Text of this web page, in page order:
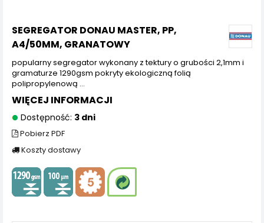
SEGREGATOR DONAU MASTER, PP,
A4/50MM, GRANATOWY
popularny segregator wykonany z tektury o grubości 2,1mm i
gramaturze 1290gsm pokryty ekologiczną folią
polipropylenową ...
WIĘCEJ INFORMACJI
Dostępność: 3 dni
Pobierz PDF
Koszty dostawy